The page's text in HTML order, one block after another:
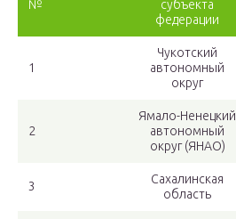
№
субъекта
федерации
1
Чукотский
автономный
округ
2
Ямало-Ненецкий
автономный
округ (ЯНАО)
3
Сахалинская
область